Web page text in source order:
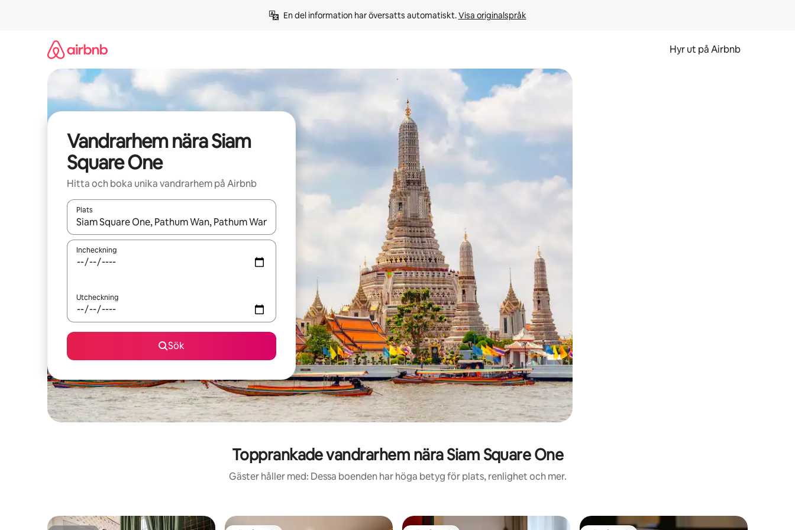
En del information har översatts automatiskt. Visa originalspråk
Hyr ut på Airbnb
Vandrarhem nära Siam
Square One
Hitta och boka unika vandrarhem på Airbnb
Plats
När resultaten är tillgängliga kan du navigera med upp- och nedåtpilarna eller utforska genom att trycka eller svepa.
Incheckning
Utcheckning
Sök
Topprankade vandrarhem nära Siam Square One
Gäster håller med: Dessa boenden har höga betyg för plats, renlighet och mer.